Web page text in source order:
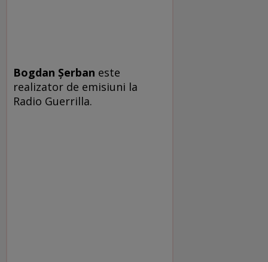
Bogdan Şerban este
realizator de emisiuni la
Radio Guerrilla.